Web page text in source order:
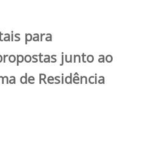
para
junto ao
de Residência